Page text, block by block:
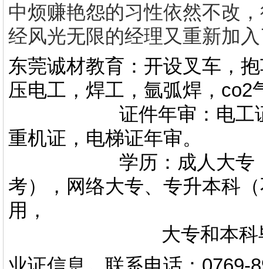
中烦赚艳怨的习性依然不改
经风光无限的经理又重新加
东莞诚材教育：开设叉车，
压电工，焊工，氩弧焊，co2
证件年审：电工证，
重机证，电梯证年审。
学历：成人大专，专
考），网络大专、专升本科
用，
大专和本科毕业证